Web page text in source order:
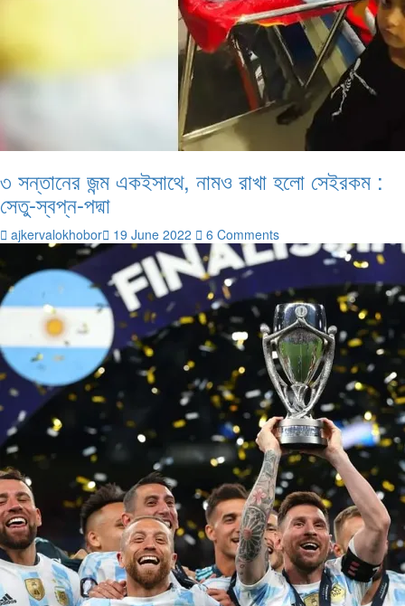
৩ সন্তানের জন্ম একইসাথে, নামও রাখা হলো সেইরকম :
সেতু-স্বপ্ন-পদ্মা
ajkervalokhobor 19 June 2022 6 Comments